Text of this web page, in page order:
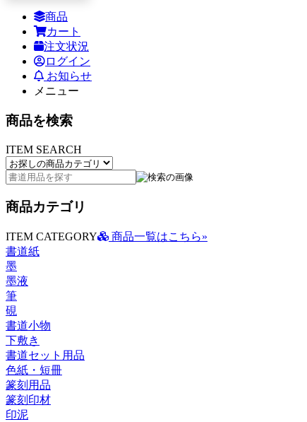
商品
カート
注文状況
ログイン
お知らせ
メニュー
商品を検索
ITEM SEARCH
商品カテゴリ
ITEM CATEGORY
商品一覧はこちら»
書道紙
墨
墨液
筆
硯
書道小物
下敷き
書道セット用品
色紙・短冊
篆刻用品
篆刻印材
印泥